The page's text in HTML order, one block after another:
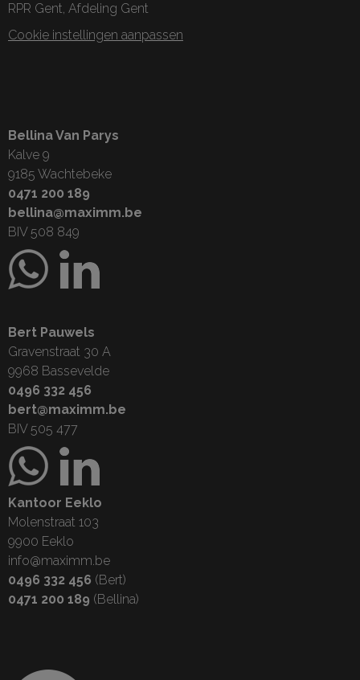
RPR Gent, Afdeling Gent
Cookie instellingen aanpassen
Bellina Van Parys
Kalve 9
9185 Wachtebeke
0471 200 189
bellina@maximm.be
BIV 508 849
Bert Pauwels
Gravenstraat 30 A
9968 Bassevelde
0496 332 456
bert@maximm.be
BIV 505 477
Kantoor Eeklo
Molenstraat 103
9900 Eeklo
info@maximm.be
0496 332 456 (Bert)
0471 200 189 (Bellina)